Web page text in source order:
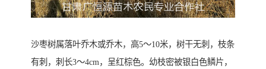
沙枣树属落叶乔木或乔木，高5～10米，树干无刺，枝条
有刺，刺长3～4cm，呈红棕色。幼枝密被银白色鳞片，